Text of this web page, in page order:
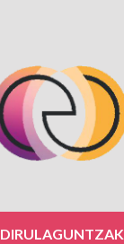
DIRULAGUNTZAK